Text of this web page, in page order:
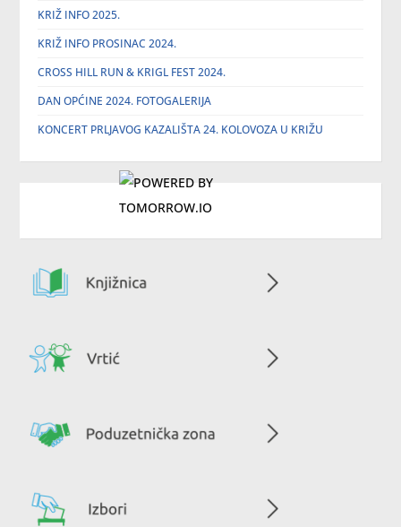
KRIŽ INFO 2025.
KRIŽ INFO PROSINAC 2024.
CROSS HILL RUN & KRIGL FEST 2024.
DAN OPĆINE 2024. FOTOGALERIJA
KONCERT PRLJAVOG KAZALIŠTA 24. KOLOVOZA U KRIŽU